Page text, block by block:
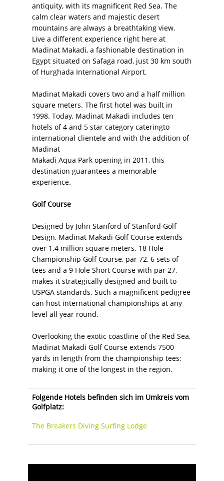
antiquity, with its magnificent Red Sea. The
calm clear waters and majestic desert
mountains are always a breathtaking view.
Live a different experience right here at
Madinat Makadi, a fashionable destination in
Egypt situated on Safaga road, just 30 km south
of Hurghada International Airport.
Madinat Makadi covers two and a half million
square meters. The first hotel was built in
1998. Today, Madinat Makadi includes ten
hotels of 4 and 5 star category cateringto
international clientele and with the addition of
Madinat
Makadi Aqua Park opening in 2011, this
destination guarantees a memorable
experience.
Golf Course
Designed by John Stanford of Stanford Golf
Design, Madinat Makadi Golf Course extends
over 1.4 million square meters. 18 Hole
Championship Golf Course, par 72, 6 sets of
tees and a 9 Hole Short Course with par 27,
makes it strategically designed and built to
USPGA standards. Such a magnificent pedigree
can host international championships at any
level all year round.
Overlooking the exotic coastline of the Red Sea,
Madinat Makadi Golf Course extends 7500
yards in length from the championship tees;
making it one of the longest in the region.
Folgende Hotels befinden sich im Umkreis vom
Golfplatz:
The Breakers Diving Surfing Lodge